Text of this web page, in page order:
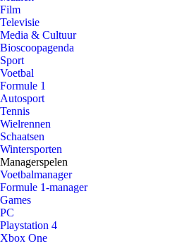
Film
Televisie
Media & Cultuur
Bioscoopagenda
Sport
Voetbal
Formule 1
Autosport
Tennis
Wielrennen
Schaatsen
Wintersporten
Managerspelen
Voetbalmanager
Formule 1-manager
Games
PC
Playstation 4
Xbox One